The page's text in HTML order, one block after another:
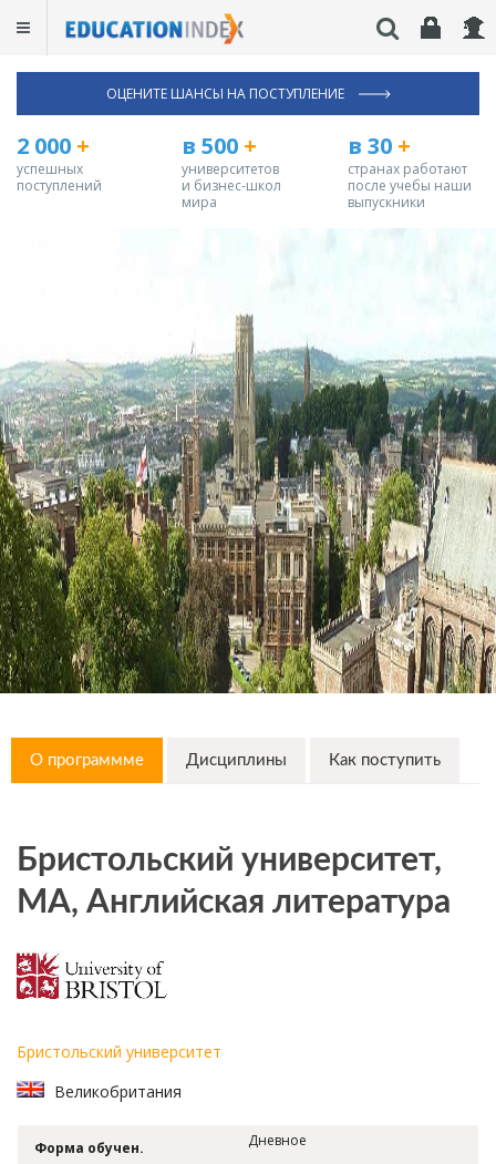
ОЦЕНИТЕ ШАНСЫ НА ПОСТУПЛЕНИЕ
2 000 +
успешных
поступлений
в 500 +
университетов
и бизнес-школ
мира
в 30+
странах работают
после учебы наши
выпускники
О программме Дисциплины Как поступить
Бристольский университет,
MA, Английская литература
Бристольский университет
Великобритания
Форма обучен. Дневное